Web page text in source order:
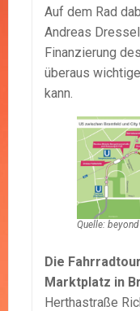
Auf dem Rad
Andreas
Finanzierung
überaus
kann.
Quelle:
Die
Marktplatz in
Herthastraße